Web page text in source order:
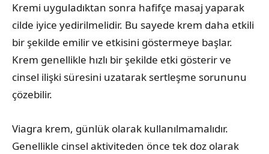
Kremi uyguladıktan sonra hafifçe masaj yaparak
cilde iyice yedirilmelidir. Bu sayede krem daha etkili
bir şekilde emilir ve etkisini göstermeye başlar.
Krem genellikle hızlı bir şekilde etki gösterir ve
cinsel ilişki süresini uzatarak sertleşme sorununu
çözebilir.
Viagra krem, günlük olarak kullanılmamalıdır.
Genellikle cinsel aktiviteden önce tek doz olarak